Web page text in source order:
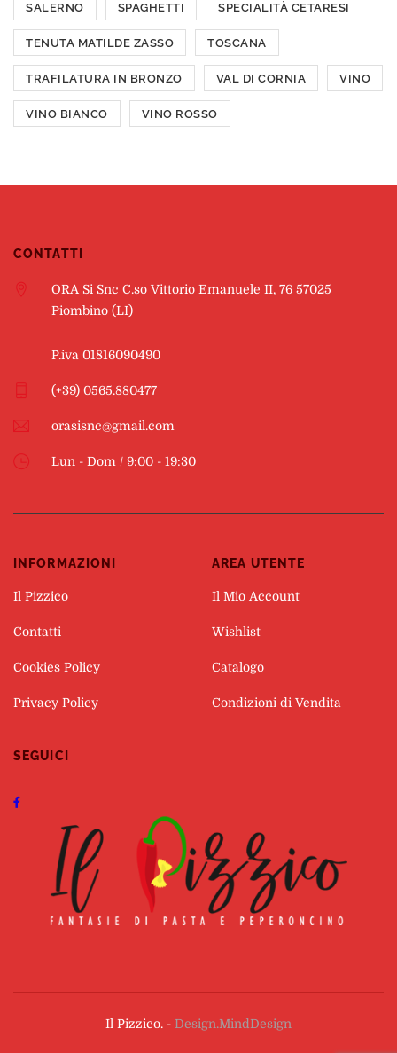
SALERNO SPAGHETTI SPECIALITÀ CETARESI
TENUTA MATILDE ZASSO TOSCANA
TRAFILATURA IN BRONZO VAL DI CORNIA VINO
VINO BIANCO VINO ROSSO
CONTATTI
(+39) 0565.880477
ORA Si Snc C.so Vittorio Emanuele II, 76 57025
Piombino (LI)
P.iva 01816090490
orasisnc@gmail.com
Lun - Dom / 9:00 - 19:30
INFORMAZIONI
Il Pizzico
Contatti
Cookies Policy
Privacy Policy
AREA UTENTE
Il Mio Account
Wishlist
Catalogo
Condizioni di Vendita
SEGUICI
Il Pizzico. - Design.MindDesign